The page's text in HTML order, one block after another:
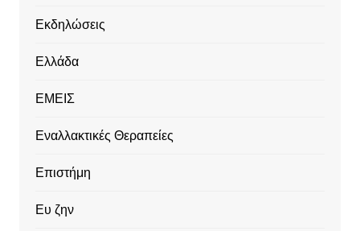
Εκδηλώσεις
Ελλάδα
ΕΜΕΙΣ
Εναλλακτικές Θεραπείες
Επιστήμη
Ευ ζην